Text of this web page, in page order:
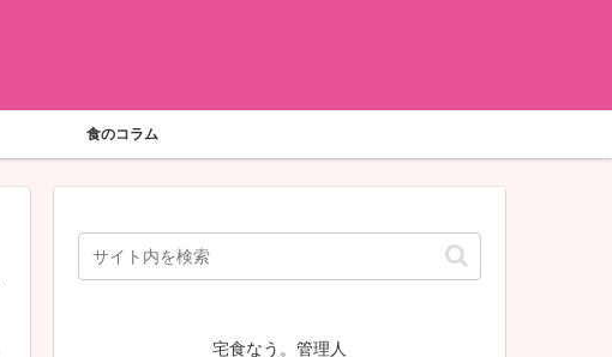
食のコラム
宅食なう。管理人